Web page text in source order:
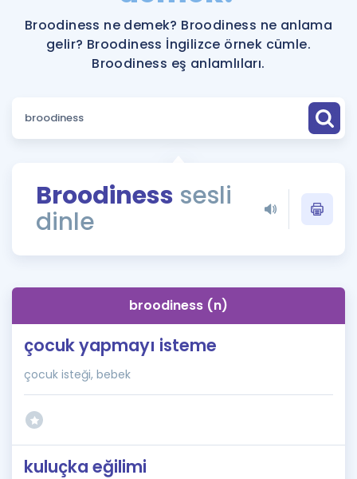
Faydalı Araçlar
Ücretsiz Kaynaklar
ÖSYM Sınav Takvimi
Kampanyalar
İngilizce Gramer
İngilizce Gramer
Broodiness ne demek? Broodiness ne anlama
gelir? Broodiness İngilizce örnek cümle.
Broodiness eş anlamlıları.
Broodiness sesli
dinle
broodiness (n)
çocuk yapmayı isteme
çocuk isteği, bebek
kuluçka eğilimi